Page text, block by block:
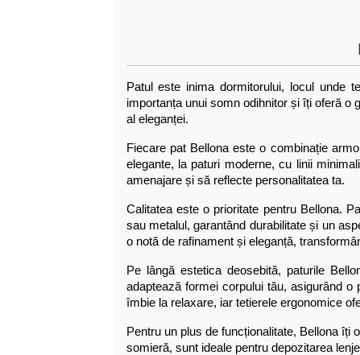
Patul este inima dormitorului, locul unde
importanța unui somn odihnitor și îți oferă o
al eleganței.
Fiecare pat Bellona este o combinație
elegante, la paturi moderne, cu linii
amenajare și să reflecte personalitatea ta.
Calitatea este o prioritate pentru Bellona.
sau metalul, garantând durabilitate și un
o notă de rafinament și eleganță,
Pe lângă estetica deosebită, paturile
adaptează formei corpului tău, asigurând
îmbie la relaxare, iar tetierele ergonomice
Pentru un plus de funcționalitate, Bellona
somieră, sunt ideale pentru depozitarea